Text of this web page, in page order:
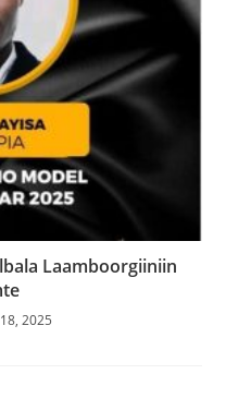
Laamboorgiiniin
2025